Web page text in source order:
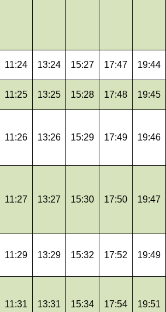
11:24 13:24 15:27 17:47 19:44
11:25 13:25 15:28 17:48 19:45
11:26 13:26 15:29 17:49 19:46
11:27 13:27 15:30 17:50 19:47
11:29 13:29 15:32 17:52 19:49
11:31 13:31 15:34 17:54 19:51